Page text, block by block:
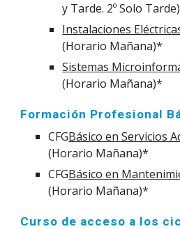
y Tarde. 2º Solo
Instalaciones
(Horario Mañana)*
Sistemas
(Horario Mañana)*
Formación Profesional
CFGBásico en Servicios
(Horario Mañana)*
CFGBásico en
(Horario Mañana)*
Curso de acceso a los